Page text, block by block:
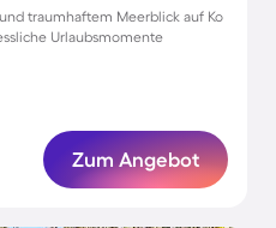
traumhaftem Meerblick auf Ko
Urlaubsmomente
Zum Angebot